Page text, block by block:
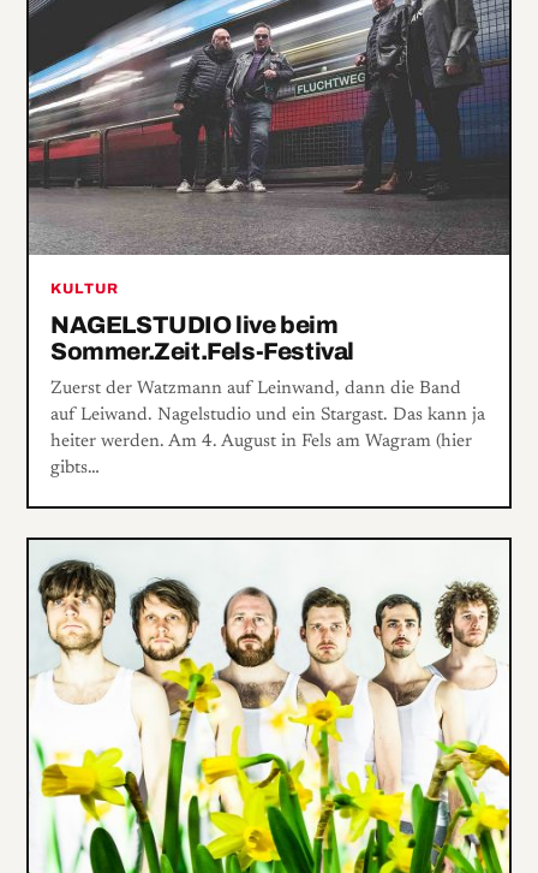
KULTUR
NAGELSTUDIO live beim
Sommer.Zeit.Fels-Festival
Zuerst der Watzmann auf Leinwand, dann die Band
auf Leiwand. Nagelstudio und ein Stargast. Das kann ja
heiter werden. Am 4. August in Fels am Wagram (hier
gibts…